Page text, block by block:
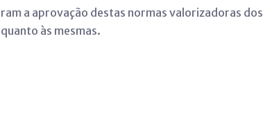
a aprovação destas normas valorizadoras dos
às mesmas.